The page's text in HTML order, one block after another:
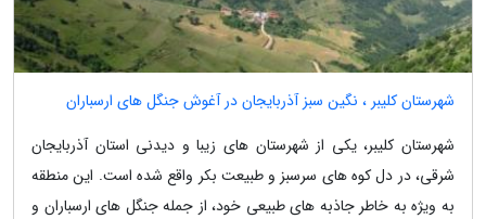
شهرستان کلیبر ، نگین سبز آذربایجان در آغوش جنگل های ارسباران
شهرستان کلیبر، یکی از شهرستان های زیبا و دیدنی استان آذربایجان
شرقی، در دل کوه های سرسبز و طبیعت بکر واقع شده است. این منطقه
به ویژه به خاطر جاذبه های طبیعی خود، از جمله جنگل های ارسباران و